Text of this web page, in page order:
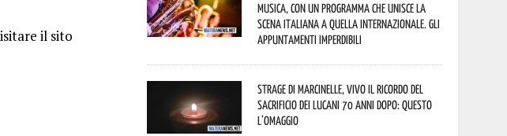
il sito
musica, con un programma che unisce la
scena italiana a quella internazionale. Gli
appuntamenti imperdibili
Strage di Marcinelle, vivo il ricordo del
sacrificio dei lucani 70 anni dopo: questo
l’omaggio